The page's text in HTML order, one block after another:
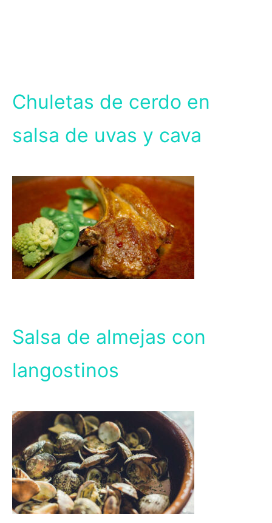
Chuletas de cerdo en
salsa de uvas y cava
Salsa de almejas con
langostinos